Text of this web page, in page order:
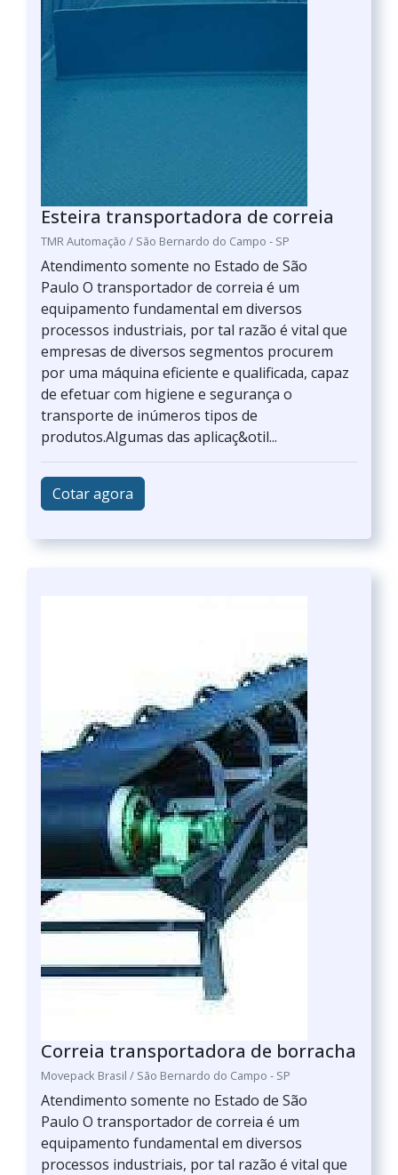
Esteira transportadora de correia
TMR Automação / São Bernardo do Campo - SP
Atendimento somente no Estado de São
Paulo O transportador de correia é um
equipamento fundamental em diversos
processos industriais, por tal razão é vital que
empresas de diversos segmentos procurem
por uma máquina eficiente e qualificada, capaz
de efetuar com higiene e segurança o
transporte de inúmeros tipos de
produtos.Algumas das aplicaç&otil...
Cotar agora
Correia transportadora de borracha
Movepack Brasil / São Bernardo do Campo - SP
Atendimento somente no Estado de São
Paulo O transportador de correia é um
equipamento fundamental em diversos
processos industriais, por tal razão é vital que